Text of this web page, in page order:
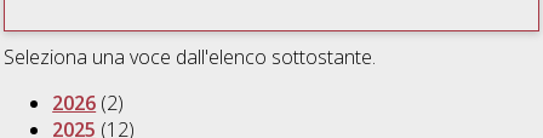
Seleziona una voce dall'elenco sottostante.
2026 (2)
2025 (12)